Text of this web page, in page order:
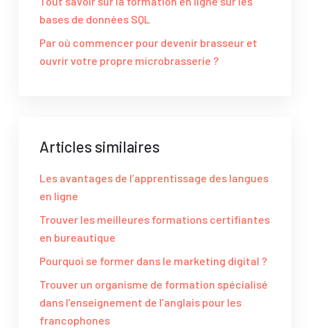
bases de données SQL
Par où commencer pour devenir brasseur et
ouvrir votre propre microbrasserie ?
Articles similaires
Les avantages de l’apprentissage des langues
en ligne
Trouver les meilleures formations certifiantes
en bureautique
Pourquoi se former dans le marketing digital ?
Trouver un organisme de formation spécialisé
dans l’enseignement de l’anglais pour les
francophones